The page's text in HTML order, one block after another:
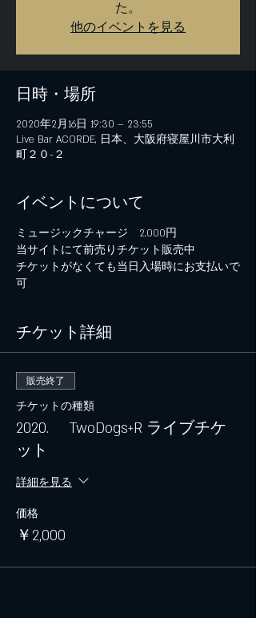
た。
他のイベントを見る
日時・場所
2020年2月16日 19:30 – 23:55
Live Bar ACORDE, 日本、大阪府寝屋川市大利
町２０−２
イベントについて
ミュージックチャージ　2,000円
当サイトにて前売りチケット販売中
チケットがなくても当日入場時にお支払いで
可
チケット詳細
販売終了
チケットの種類
2020. TwoDogs+R ライブチケ
ット
詳細を見る
価格
￥2,000